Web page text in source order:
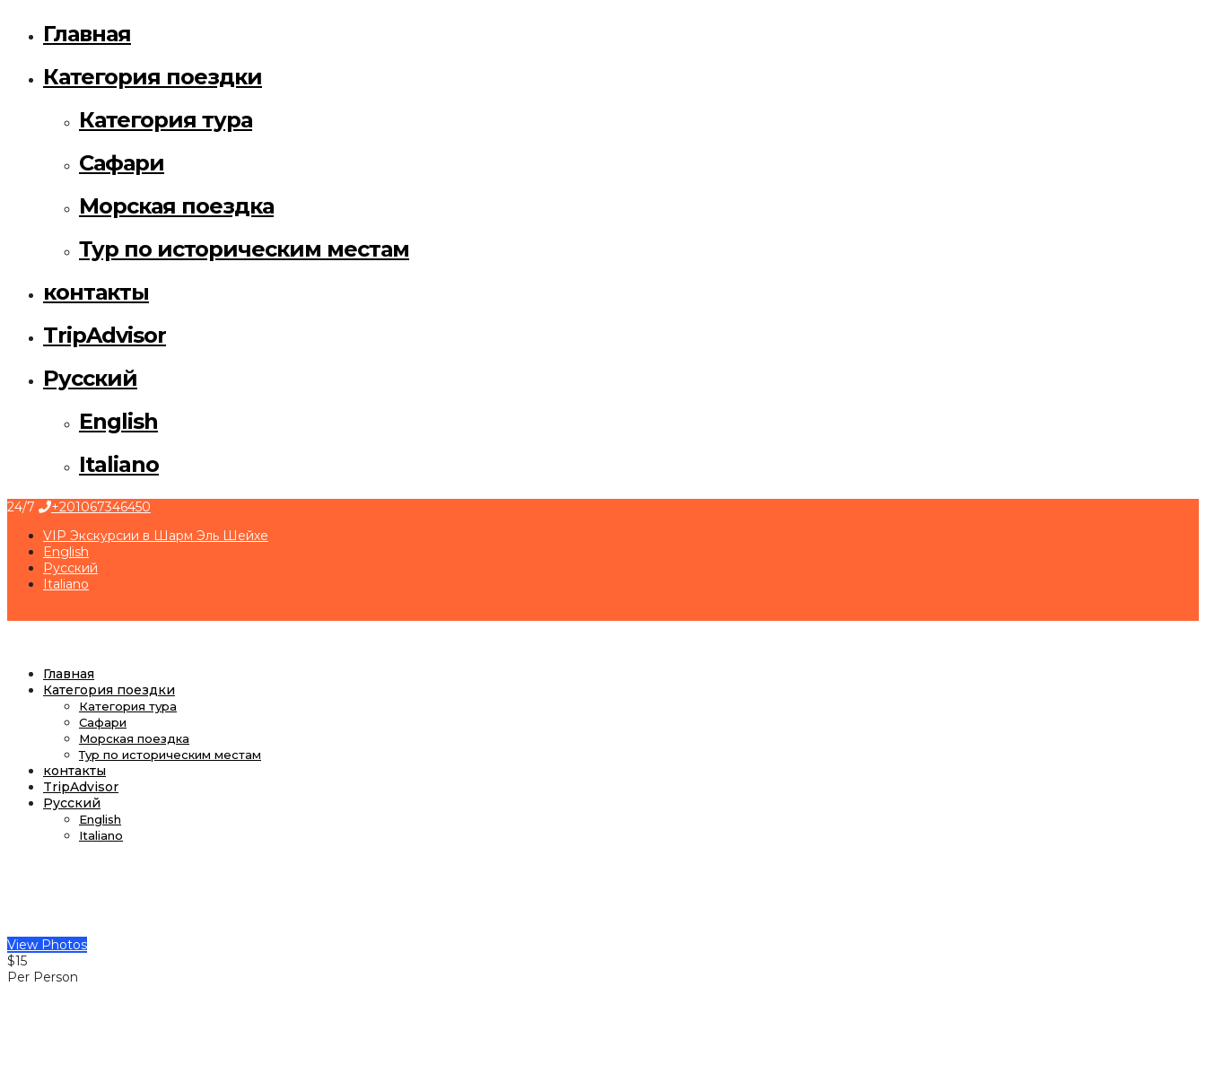
Главная
Категория поездки
Категория тура
Сафари
Морская поездка
Тур по историческим местам
контакты
TripAdvisor
Русский
English
Italiano
24/7
+201067346450
VIP Экскурсии в Шарм Эль Шейхе
English
Русский
Italiano
Главная
Категория поездки
Категория тура
Сафари
Морская поездка
Тур по историческим местам
контакты
TripAdvisor
Русский
English
Italiano
View Photos
$15
Per Person